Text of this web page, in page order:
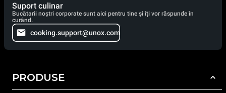
Suport culinar
Bucătarii noștri corporate sunt aici pentru tine și îți vor răspunde în
curând.
cooking.support@unox.com
PRODUSE